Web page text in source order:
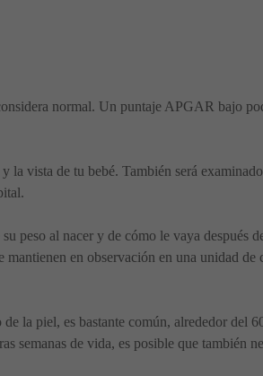
normal. Un puntaje APGAR bajo
la vista de tu bebé. También será
peso al nacer y de cómo le vaya
mantienen en observación en una unidad
la piel, es bastante común, alrededor del
semanas de vida, es posible que también